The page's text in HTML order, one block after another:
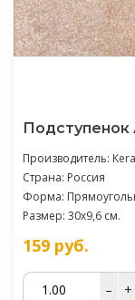
Производитель:
Страна: Россия
Форма:
Размер: 30x9,6 см.
159 руб.
– +